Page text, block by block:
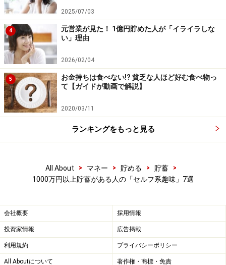
などを作っている人もいます。最近はさまざまな素材を
安く売っているお店もあり、初心者向けにオンライン講
座が開かれていることも。「試しに簡単なものにトライ
したら、面白くてハマってしまった」という声も聞きま
す。
購入したジュエリーと自分で作ったプチアクセサリー……
気分やシチュエーションによって使い分けるのもいいで
すね。
英語など、語学の勉強を趣味にしている人も増えていま
す。語学の勉強代は、ほぼ0円から数十万円以上と実に
1000万円を楽しく貯めている人は、ラジオなどの講座を
活用し、テキスト代の数百円くらいでお手軽に学んでい
る人も多い印象です。リラックス時に、動画や音声の英
2025/07/03
4
元営業が見た！ 1億円貯めた人が「イライラしな
い」理由
2026/02/04
5
お金持ちは食べない!? 貧乏な人ほど好む食べ物っ
て【ガイドが動画で解説】
2020/03/11
ランキングをもっと見る
All About > マネー > 貯める > 貯蓄
>
1000万円以上貯蓄がある人の「セルフ系趣味」7選
会社概要 採用情報
投資家情報 広告掲載
利用規約 プライバシーポリシー
All Aboutについて 著作権・商標・免責